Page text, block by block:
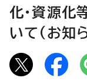
化・資源化
いて(お知